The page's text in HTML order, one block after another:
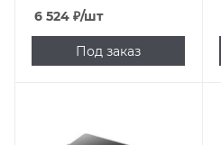
6 524 ₽/шт
Под заказ